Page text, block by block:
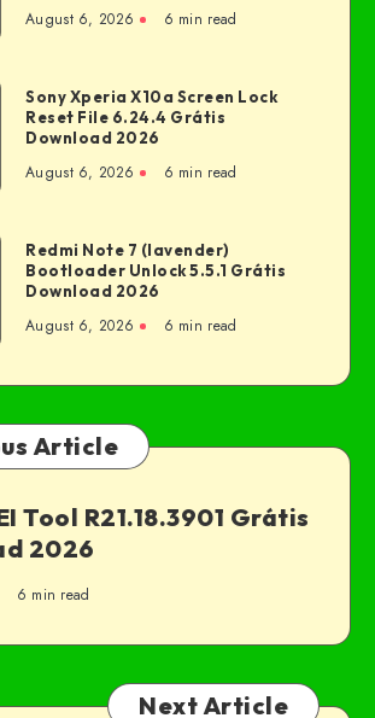
August 6, 2026 6 min read
Sony Xperia X10a Screen Lock
Reset File 6.24.4 Grátis
Download 2026
August 6, 2026 6 min read
Redmi Note 7 (lavender)
Bootloader Unlock 5.5.1 Grátis
Download 2026
August 6, 2026 6 min read
Article
Tool R21.18.3901 Grátis
2026
6 min read
Next Article